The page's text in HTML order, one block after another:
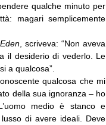
qualche minuto per
magari semplicemente
, scriveva: “Non aveva
il desiderio di vederlo. Le
a qualcosa”.
qualcosa che mi
della sua ignoranza – ho
medio è stanco e
di avere ideali. Deve